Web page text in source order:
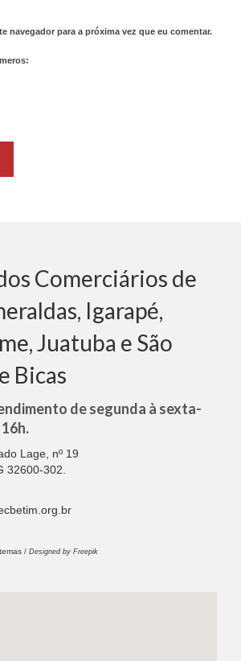
navegador para a próxima vez que eu comentar.
Comerciários de
Igarapé,
Juatuba e São
Bicas
de segunda à sexta-
Lage, nº 19
32600-302.
/ Designed by Freepik